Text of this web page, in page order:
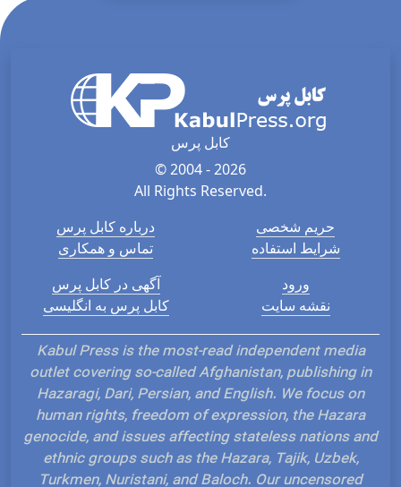
کابل پرس
© 2004 - 2026
All Rights Reserved.
درباره کابل پرس
تماس و همکاری
حریم شخصی
شرایط استفاده
آگهی در کابل پرس
کابل پرس به انگلیسی
ورود
نقشه سایت
Kabul Press is the most-read independent media
outlet covering so-called Afghanistan, publishing in
Hazaragi, Dari, Persian, and English. We focus on
human rights, freedom of expression, the Hazara
genocide, and issues affecting stateless nations and
ethnic groups such as the Hazara, Tajik, Uzbek,
Turkmen, Nuristani, and Baloch. Our uncensored